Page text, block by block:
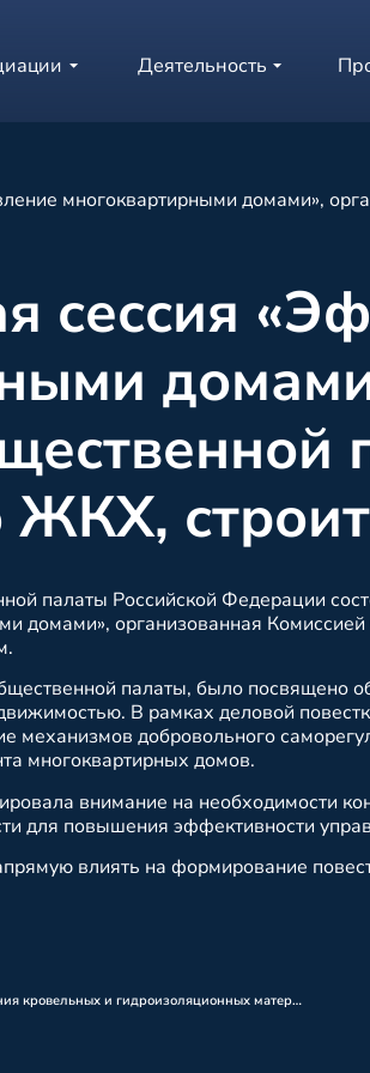
Деятельность
многоквартирными домами»,
сессия
палаты Российской Федерации
домами», организованная
палаты, было посвящено
В рамках деловой
механизмов добровольного
многоквартирных домов.
внимание на необходимости
для повышения эффективности
влиять на формирование
Утверждены новые национальные стандарты на испытания кровельных и гидроизоляционных материалов.